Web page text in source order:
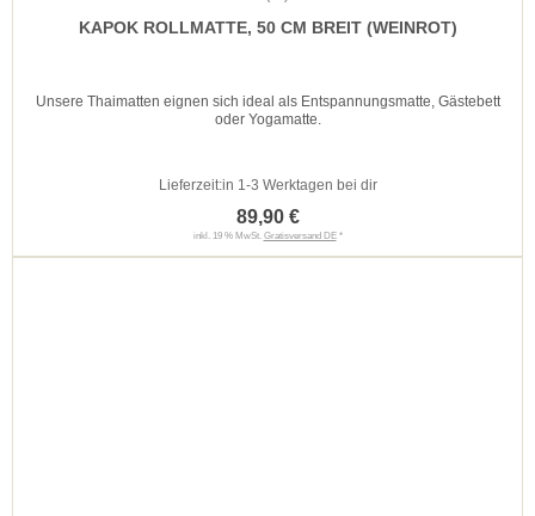
KAPOK ROLLMATTE, 50 CM BREIT (WEINROT)
Unsere Thaimatten eignen sich ideal als Entspannungsmatte, Gästebett
oder Yogamatte.
Lieferzeit:in 1-3 Werktagen bei dir
89,90 €
inkl. 19 % MwSt. Gratisversand DE*